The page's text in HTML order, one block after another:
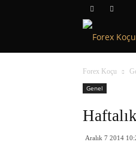
Forex Koçu
Genel
Aralık 7 2014